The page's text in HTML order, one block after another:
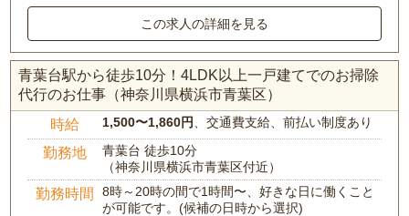
この求人の詳細を見る
青葉台駅から徒歩10分！4LDK以上一戸建てでのお掃除
代行のお仕事（神奈川県横浜市青葉区）
時給 1,500〜1,860円 、交通費支給、前払い制度あり
勤務地
青葉台 徒歩10分
（神奈川県横浜市青葉区付近）
勤務時間
8時～20時の間で1時間〜、好きな日に働くこと
が可能です。(候補の日時から選択)